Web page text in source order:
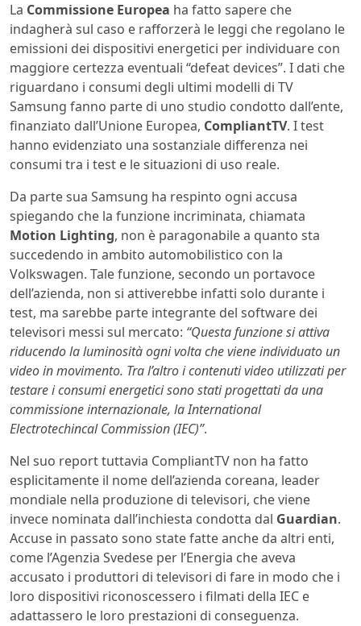
La Commissione Europea ha fatto sapere che
indagherà sul caso e rafforzerà le leggi che regolano le
emissioni dei dispositivi energetici per individuare con
maggiore certezza eventuali “defeat devices”. I dati che
riguardano i consumi degli ultimi modelli di TV
Samsung fanno parte di uno studio condotto dall’ente,
finanziato dall’Unione Europea, CompliantTV. I test
hanno evidenziato una sostanziale differenza nei
consumi tra i test e le situazioni di uso reale.
Da parte sua Samsung ha respinto ogni accusa
spiegando che la funzione incriminata, chiamata
Motion Lighting, non è paragonabile a quanto sta
succedendo in ambito automobilistico con la
Volkswagen. Tale funzione, secondo un portavoce
dell’azienda, non si attiverebbe infatti solo durante i
test, ma sarebbe parte integrante del software dei
televisori messi sul mercato: “Questa funzione si attiva
riducendo la luminosità ogni volta che viene individuato un
video in movimento. Tra l’altro i contenuti video utilizzati per
testare i consumi energetici sono stati progettati da una
commissione internazionale, la International
Electrotechincal Commission (IEC)”.
Nel suo report tuttavia CompliantTV non ha fatto
esplicitamente il nome dell’azienda coreana, leader
mondiale nella produzione di televisori, che viene
invece nominata dall’inchiesta condotta dal Guardian.
Accuse in passato sono state fatte anche da altri enti,
come l’Agenzia Svedese per l’Energia che aveva
accusato i produttori di televisori di fare in modo che i
loro dispositivi riconoscessero i filmati della IEC e
adattassero le loro prestazioni di conseguenza.